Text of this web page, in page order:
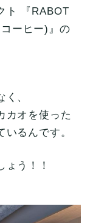
ト 『RABOT
ーヒー)』の
、
カオを使った
るんです。
う！！